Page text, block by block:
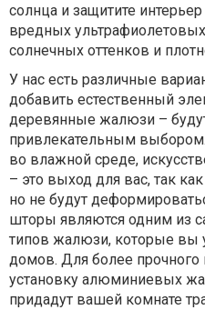
солнца и защитите
вредных
солнечных оттенков и
У нас есть различные
добавить естественный
деревянные жалюзи –
привлекательным
во влажной среде,
– это выход для вас, так
но не будут
шторы являются одним из
типов жалюзи, которые вы
домов. Для более прочного
установку алюминиевых
придадут вашей комнате